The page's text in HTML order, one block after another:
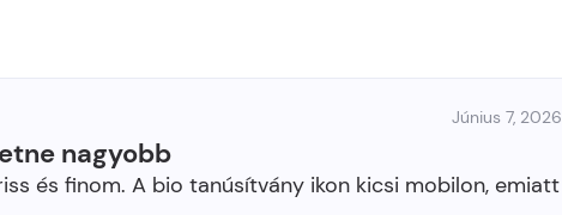
Június 7, 2026
nagyobb
és finom. A bio tanúsítvány ikon kicsi mobilon, emiatt